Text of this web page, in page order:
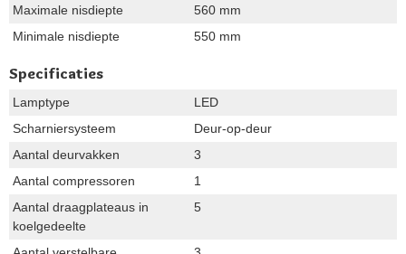
Maximale nisdiepte
560 mm
Minimale nisdiepte
550 mm
Specificaties
Lamptype
LED
Scharniersysteem
Deur-op-deur
Aantal deurvakken
3
Aantal compressoren
1
Aantal draagplateaus in
koelgedeelte
5